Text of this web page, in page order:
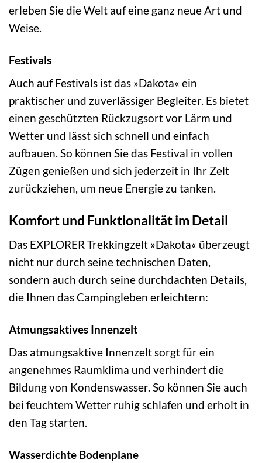
erleben Sie die Welt auf eine ganz neue Art und
Weise.
Festivals
Auch auf Festivals ist das »Dakota« ein
praktischer und zuverlässiger Begleiter. Es bietet
einen geschützten Rückzugsort vor Lärm und
Wetter und lässt sich schnell und einfach
aufbauen. So können Sie das Festival in vollen
Zügen genießen und sich jederzeit in Ihr Zelt
zurückziehen, um neue Energie zu tanken.
Komfort und Funktionalität im Detail
Das EXPLORER Trekkingzelt »Dakota« überzeugt
nicht nur durch seine technischen Daten,
sondern auch durch seine durchdachten Details,
die Ihnen das Campingleben erleichtern:
Atmungsaktives Innenzelt
Das atmungsaktive Innenzelt sorgt für ein
angenehmes Raumklima und verhindert die
Bildung von Kondenswasser. So können Sie auch
bei feuchtem Wetter ruhig schlafen und erholt in
den Tag starten.
Wasserdichte Bodenplane